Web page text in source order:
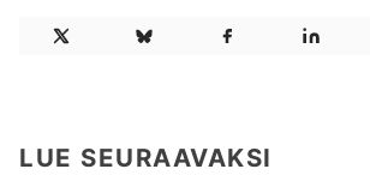
LUE SEURAAVAKSI